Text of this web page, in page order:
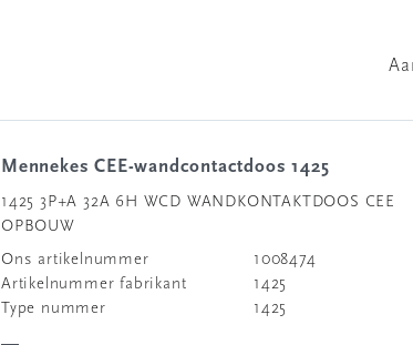
Mennekes CEE-wandcontactdoos 1425
1425 3P+A 32A 6H WCD WANDKONTAKTDOOS CEE
OPBOUW
Ons artikelnummer
1008474
Artikelnummer fabrikant
1425
Type nummer
1425